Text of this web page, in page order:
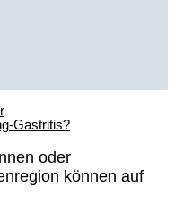
Gastritis?
oder
können auf